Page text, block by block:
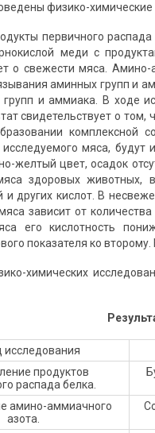
физико-
первичного
меди с
о свежести мяса.
аминных групп и
и аммиака. В ходе
свидетельствует о
комплексной
мяса, будут
желтый цвет, осадок
здоровых животных, в
других кислот. В
зависит от
его кислотность
показателя ко
химических
исследования
продуктов
распада белка.
амино-аммиачного
азота.